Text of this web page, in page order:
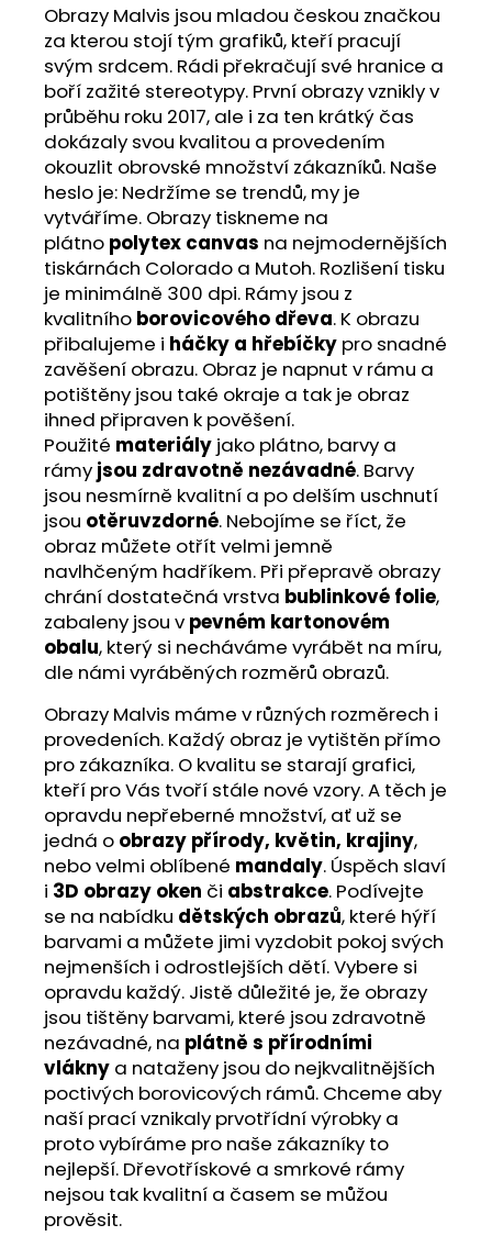
Obrazy Malvis jsou mladou českou značkou
za kterou stojí tým grafiků, kteří pracují
svým srdcem. Rádi překračují své hranice a
boří zažité stereotypy. První obrazy vznikly v
průběhu roku 2017, ale i za ten krátký čas
dokázaly svou kvalitou a provedením
okouzlit obrovské množství zákazníků. Naše
heslo je: Nedržíme se trendů, my je
vytváříme. Obrazy tiskneme na
plátno polytex canvas na nejmodernějších
tiskárnách Colorado a Mutoh. Rozlišení tisku
je minimálně 300 dpi. Rámy jsou z
kvalitního borovicového dřeva. K obrazu
přibalujeme i háčky a hřebíčky pro snadné
zavěšení obrazu. Obraz je napnut v rámu a
potištěny jsou také okraje a tak je obraz
ihned připraven k pověšení.
Použité materiály jako plátno, barvy a
rámy jsou zdravotně nezávadné. Barvy
jsou nesmírně kvalitní a po delším uschnutí
jsou otěruvzdorné. Nebojíme se říct, že
obraz můžete otřít velmi jemně
navlhčeným hadříkem. Při přepravě obrazy
chrání dostatečná vrstva bublinkové folie,
zabaleny jsou v pevném kartonovém
obalu, který si necháváme vyrábět na míru,
dle námi vyráběných rozměrů obrazů.
Obrazy Malvis máme v různých rozměrech i
provedeních. Každý obraz je vytištěn přímo
pro zákazníka. O kvalitu se starají grafici,
kteří pro Vás tvoří stále nové vzory. A těch je
opravdu nepřeberné množství, ať už se
jedná o obrazy přírody, květin, krajiny,
nebo velmi oblíbené mandaly. Úspěch slaví
i 3D obrazy oken či abstrakce. Podívejte
se na nabídku dětských obrazů, které hýří
barvami a můžete jimi vyzdobit pokoj svých
nejmenších i odrostlejších dětí. Vybere si
opravdu každý. Jistě důležité je, že obrazy
jsou tištěny barvami, které jsou zdravotně
nezávadné, na plátně s přírodními
vlákny a nataženy jsou do nejkvalitnějších
poctivých borovicových rámů. Chceme aby
naší prací vznikaly prvotřídní výrobky a
proto vybíráme pro naše zákazníky to
nejlepší. Dřevotřískové a smrkové rámy
nejsou tak kvalitní a časem se můžou
prověsit.